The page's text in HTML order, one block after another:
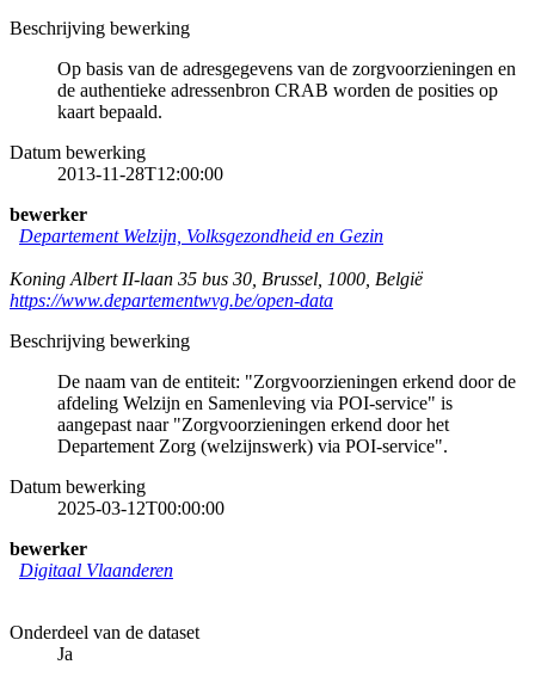
Beschrijving bewerking
Op basis van de adresgegevens van de zorgvoorzieningen en
de authentieke adressenbron CRAB worden de posities op
kaart bepaald.
Datum bewerking
2013-11-28T12:00:00
bewerker
Departement Welzijn, Volksgezondheid en Gezin
Koning Albert II-laan 35 bus 30 Brussel 1000 België
https://www.departementwvg.be/open-data
Beschrijving bewerking
De naam van de entiteit: "Zorgvoorzieningen erkend door de
afdeling Welzijn en Samenleving via POI-service" is
aangepast naar "Zorgvoorzieningen erkend door het
Departement Zorg (welzijnswerk) via POI-service".
Datum bewerking
2025-03-12T00:00:00
bewerker
Digitaal Vlaanderen
Onderdeel van de dataset
Ja